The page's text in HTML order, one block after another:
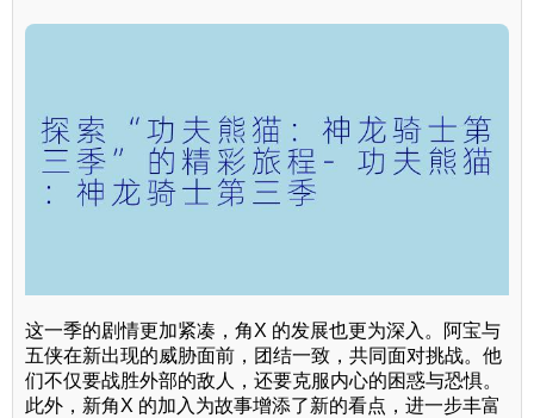
这一季的剧情更加紧凑，角X 的发展也更为深入。阿宝与
五侠在新出现的威胁面前，团结一致，共同面对挑战。他
们不仅要战胜外部的敌人，还要克服内心的困惑与恐惧。
此外，新角X 的加入为故事增添了新的看点，进一步丰富